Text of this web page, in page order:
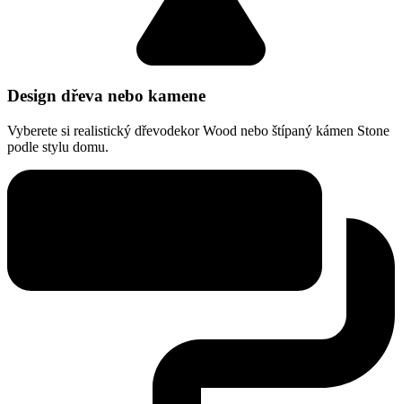
Design dřeva nebo kamene
Vyberete si realistický dřevodekor Wood nebo štípaný kámen Stone
podle stylu domu.